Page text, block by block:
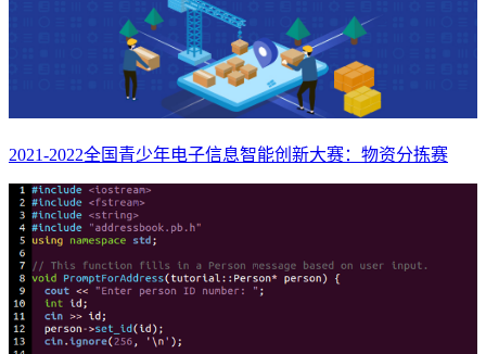
2021-2022全国青少年电子信息智能创新大赛：物资分拣赛